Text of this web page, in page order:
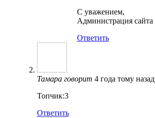
С уважением,
Администрация сайта
Ответить
Тамара говорит 4 года тому назад
Топчик:3
Ответить